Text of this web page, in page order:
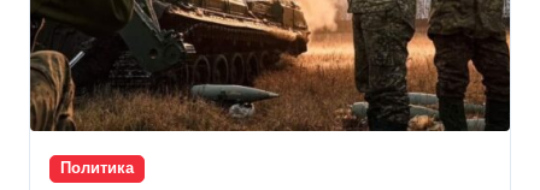
Политика